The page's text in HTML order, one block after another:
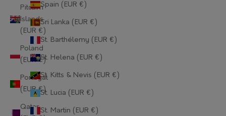
Pitcairn
Islands
(EUR €)
Poland
(EUR €)
Portugal
(EUR €)
Qatar
Spain (EUR €)
Sri Lanka (EUR €)
St. Barthélemy (EUR €)
St. Helena (EUR €)
St. Kitts & Nevis (EUR €)
St. Lucia (EUR €)
St. Martin (EUR €)
Guernsey (EUR €)
Guinea (EUR €)
Guinea-Bissau (EUR €)
Haiti (EUR €)
Honduras (EUR €)